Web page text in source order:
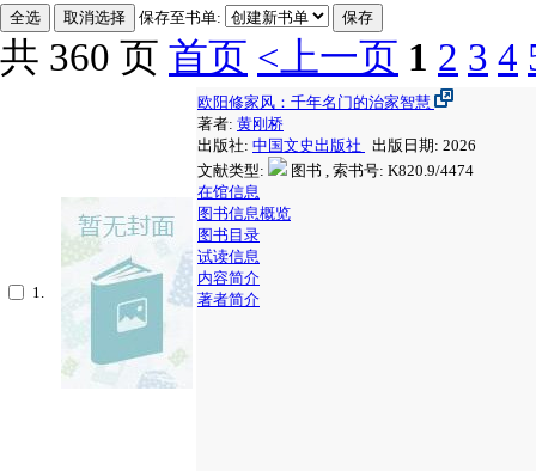
保存至书单:
共 360 页 首页 <上一页 1 2 3 4
1.
欧阳修家风：千年名门的治家智慧
著者: 黄刚桥
出版社: 中国文史出版社
出版日期: 2026
文献类型:
图书 , 索书号: K820.9/4474
在馆信息
图书信息概览
图书目录
试读信息
内容简介
著者简介